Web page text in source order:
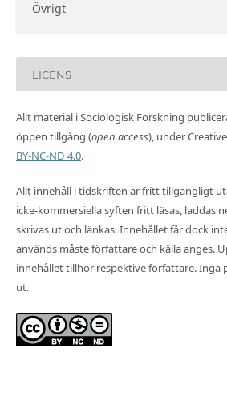
Övrigt
LICENS
Allt material i Sociologisk Forskning
öppen tillgång (open access), under
BY-NC-ND 4.0.
Allt innehåll i tidskriften är fritt tillgängligt
icke-kommersiella syften fritt läsas, laddas
skrivas ut och länkas. Innehållet får dock
används måste författare och källa anges.
innehållet tillhör respektive författare. Inga
ut.